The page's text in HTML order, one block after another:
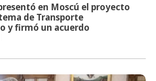
en Moscú el proyecto
de Transporte
y firmó un acuerdo